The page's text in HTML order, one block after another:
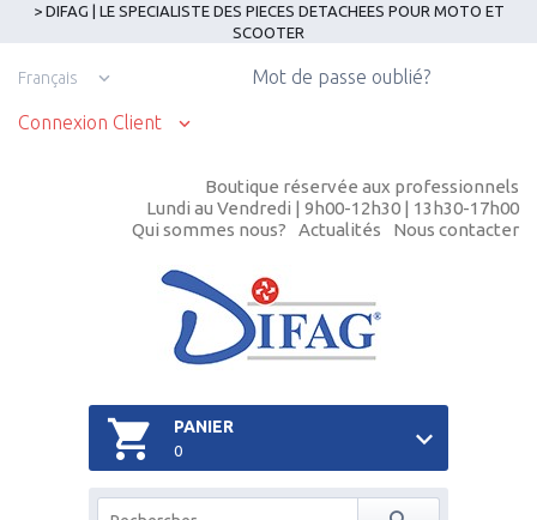
> DIFAG | LE SPECIALISTE DES PIECES DETACHEES POUR MOTO ET
SCOOTER
Français
Connexion Client
Mot de passe oublié?
Boutique réservée aux professionnels
Lundi au Vendredi | 9h00-12h30 | 13h30-17h00
Qui sommes nous?
Actualités Nous contacter
PANIER
0